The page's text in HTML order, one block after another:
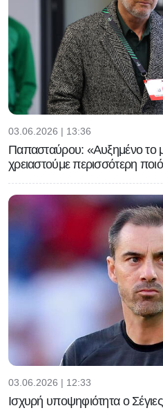
03.06.2026 | 13:36
Παπασταύρου: «Αυξημένο το
χρειαστούμε περισσότερη
03.06.2026 | 12:33
Ισχυρή υποψηφιότητα ο Σέγιες